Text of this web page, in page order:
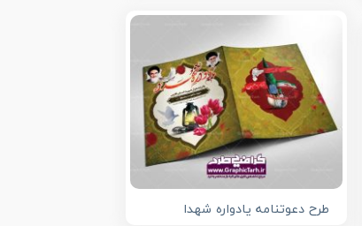
طرح دعوتنامه یادواره شهدا